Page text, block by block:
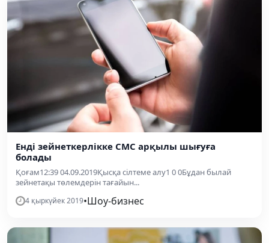
Енді зейнеткерлікке СМС арқылы шығуға
болады
Қоғам12:39 04.09.2019Қысқа сілтеме алу1 0 0Бұдан былай
зейнетақы төлемдерін тағайын...
4 қыркүйек 2019•Шоу-бизнес